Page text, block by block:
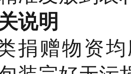
说明
捐赠物资